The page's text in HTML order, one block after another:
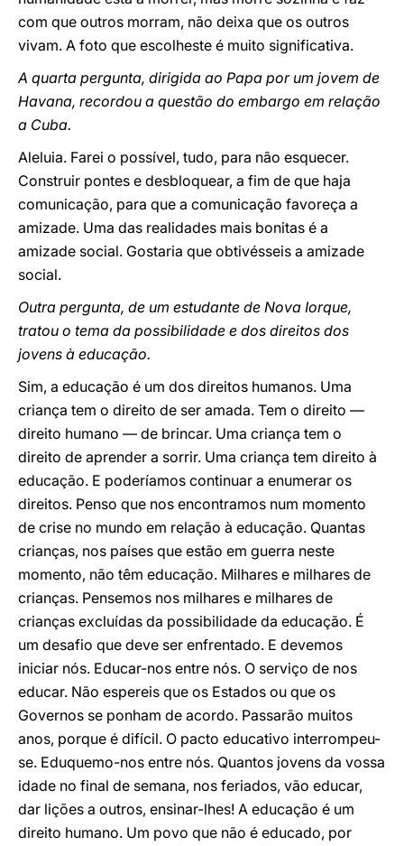
com que outros morram, não deixa que os outros
vivam. A foto que escolheste é muito significativa.
A quarta pergunta, dirigida ao Papa por um jovem de
Havana, recordou a questão do embargo em relação
a Cuba.
Aleluia. Farei o possível, tudo, para não esquecer.
Construir pontes e desbloquear, a fim de que haja
comunicação, para que a comunicação favoreça a
amizade. Uma das realidades mais bonitas é a
amizade social. Gostaria que obtivésseis a amizade
social.
Outra pergunta, de um estudante de Nova Iorque,
tratou o tema da possibilidade e dos direitos dos
jovens à educação.
Sim, a educação é um dos direitos humanos. Uma
criança tem o direito de ser amada. Tem o direito —
direito humano — de brincar. Uma criança tem o
direito de aprender a sorrir. Uma criança tem direito à
educação. E poderíamos continuar a enumerar os
direitos. Penso que nos encontramos num momento
de crise no mundo em relação à educação. Quantas
crianças, nos países que estão em guerra neste
momento, não têm educação. Milhares e milhares de
crianças. Pensemos nos milhares e milhares de
crianças excluídas da possibilidade da educação. É
um desafio que deve ser enfrentado. E devemos
iniciar nós. Educar-nos entre nós. O serviço de nos
educar. Não espereis que os Estados ou que os
Governos se ponham de acordo. Passarão muitos
anos, porque é difícil. O pacto educativo interrompeu-
se. Eduquemo-nos entre nós. Quantos jovens da vossa
idade no final de semana, nos feriados, vão educar,
dar lições a outros, ensinar-lhes! A educação é um
direito humano. Um povo que não é educado, por